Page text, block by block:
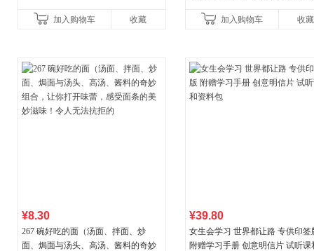
加入购物车 收藏
权益
加入购物车 收藏
¥8.30
267 碗好吃的面（汤面、拌面、炒
面、焗面与汤头、高汤、酱料的奇妙
¥39.80
女生会学习 世界都让路 专供印签
附赠学习手册 创意明信片 试听课